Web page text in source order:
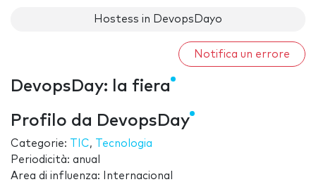
Hostess in DevopsDayo
Notifica un errore
DevopsDay: la fiera
Profilo da DevopsDay
Categorie: TIC,
Tecnologia
Periodicità: anual
Area di influenza: Internacional